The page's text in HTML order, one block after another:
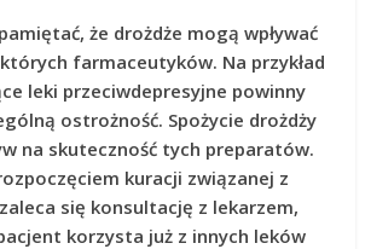
że drożdże mogą wpływać
farmaceutyków. Na przykład
leki przeciwdepresyjne powinny
ostrożność. Spożycie drożdży
na skuteczność tych preparatów.
kuracji związanej z
się konsultację z lekarzem,
korzysta już z innych leków